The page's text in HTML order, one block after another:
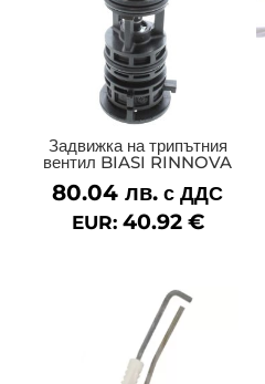
Задвижка на трипътния
вентил BIASI RINNOVA
80.04лв. с ДДС
EUR: 40.92 €